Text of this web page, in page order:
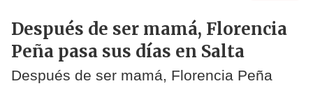
Después de ser mamá, Florencia
Peña pasa sus días en Salta
Después de ser mamá, Florencia Peña